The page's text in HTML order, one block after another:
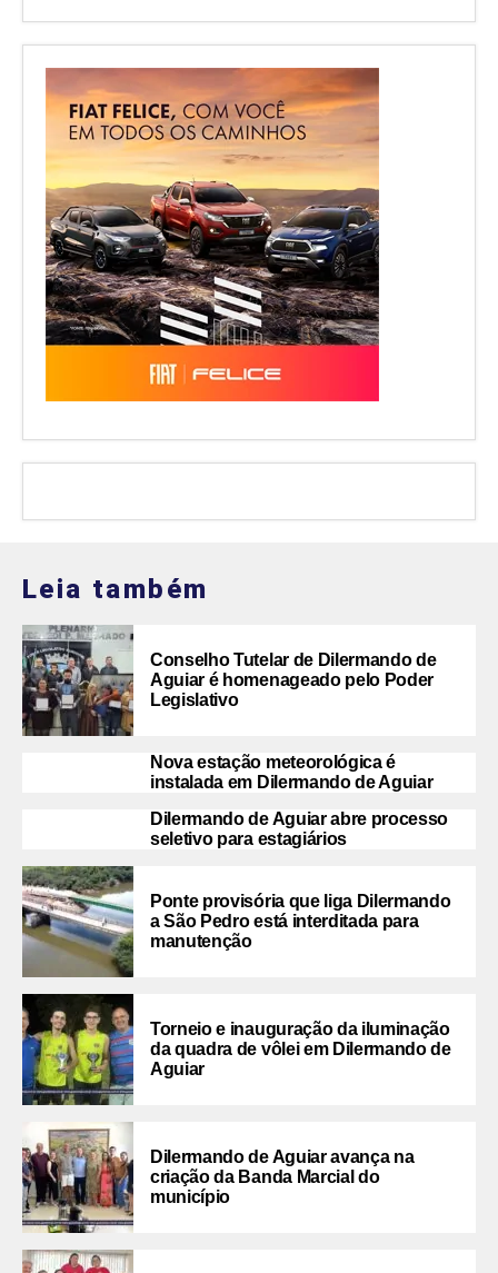
Leia também
Conselho Tutelar de Dilermando de
Aguiar é homenageado pelo Poder
Legislativo
Nova estação meteorológica é
instalada em Dilermando de Aguiar
Dilermando de Aguiar abre processo
seletivo para estagiários
Ponte provisória que liga Dilermando
a São Pedro está interditada para
manutenção
Torneio e inauguração da iluminação
da quadra de vôlei em Dilermando de
Aguiar
Dilermando de Aguiar avança na
criação da Banda Marcial do
município